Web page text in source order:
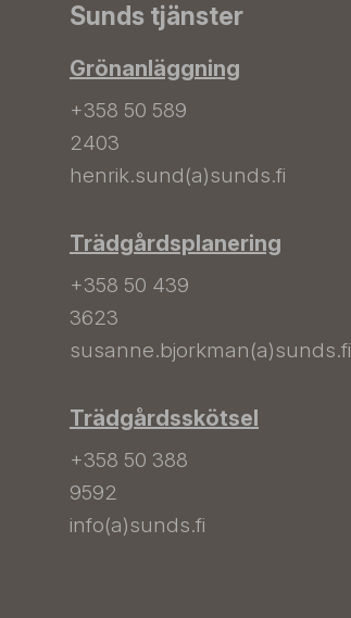
Sunds tjänster
Grönanläggning
+358 50 589
2403
henrik.sund(a)sunds.fi
Trädgårdsplanering
+358 50 439
3623
susanne.bjorkman(a)sunds.fi
Trädgårdsskötsel
+358 50 388
9592
info(a)sunds.fi